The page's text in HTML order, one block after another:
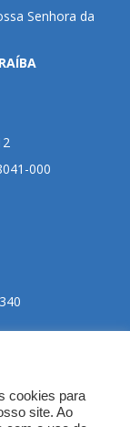
Senhora da
000
cookies para
site. Ao